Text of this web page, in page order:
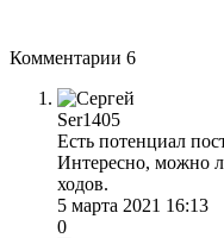
Комментарии 6
Ser1405
Есть потенциал
Интересно, можно
ходов.
5 марта 2021 16:13
0